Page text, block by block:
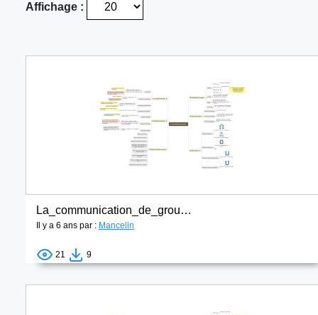
Affichage :
La_communication_de_groupe
Il y a 6 ans par : Mancelin
21 9